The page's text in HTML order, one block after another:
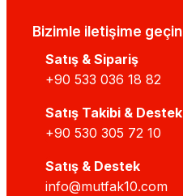
Bizimle iletişime geçin
Satış & Sipariş
+90 533 036 18 82
Satış Takibi & Destek
+90 530 305 72 10
Satış & Destek
info@mutfak10.com